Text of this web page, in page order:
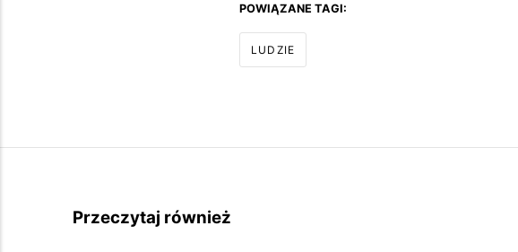
POWIĄZANE TAGI:
LUDZIE
Przeczytaj również